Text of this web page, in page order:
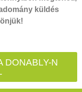
küldés
DONABLY-N